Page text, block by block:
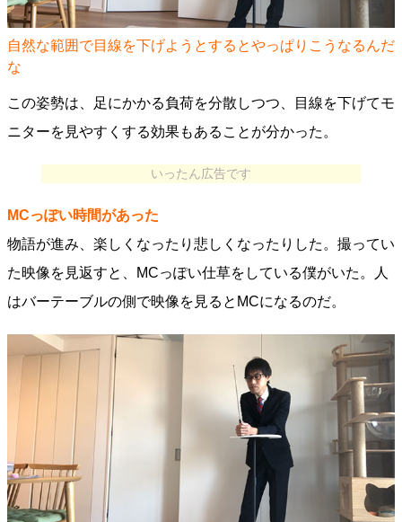
自然な範囲で目線を下げようとするとやっぱりこうなるんだ
な
この姿勢は、足にかかる負荷を分散しつつ、目線を下げてモ
ニターを見やすくする効果もあることが分かった。
いったん広告です
MCっぽい時間があった
物語が進み、楽しくなったり悲しくなったりした。撮ってい
た映像を見返すと、MCっぽい仕草をしている僕がいた。人
はバーテーブルの側で映像を見るとMCになるのだ。